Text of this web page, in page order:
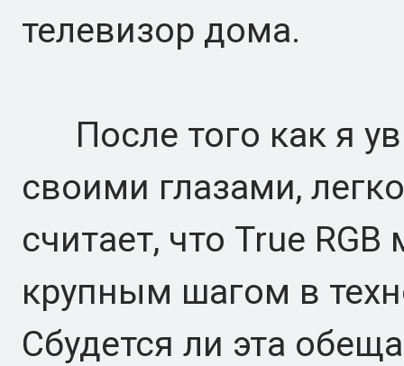
телевизор дома.
После того как я
своими глазами,
считает, что True
крупным шагом в
Сбудется ли эта